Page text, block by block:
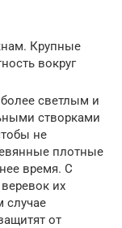
Крупные
вокруг
светлым и
створками
не
плотные
время. С
их
случае
от